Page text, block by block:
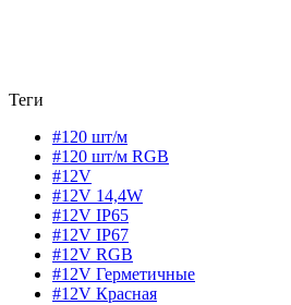
Теги
#120 шт/м
#120 шт/м RGB
#12V
#12V 14,4W
#12V IP65
#12V IP67
#12V RGB
#12V Герметичные
#12V Красная